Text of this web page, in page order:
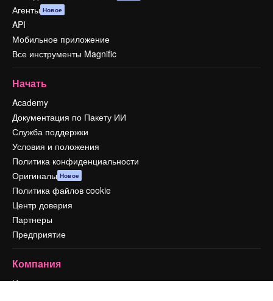
Агенты Новое
API
Мобильное приложение
Все инструменты Magnific
Начать
Academy
Документация по Пакету ИИ
Служба поддержки
Условия и положения
Политика конфиденциальности
Оригиналы Новое
Политика файлов cookie
Центр доверия
Партнеры
Предприятие
Компания
Цены